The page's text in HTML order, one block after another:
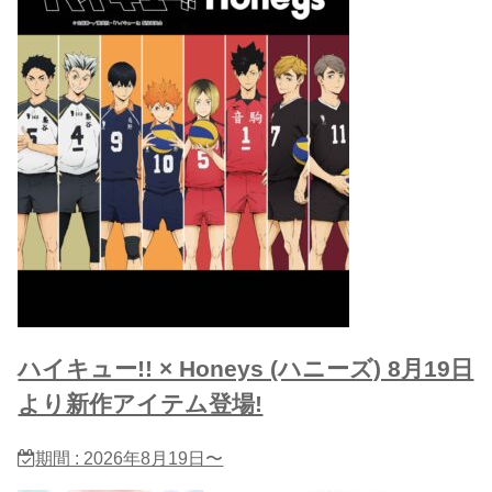
ハイキュー!! × Honeys (ハニーズ) 8月19日
より新作アイテム登場!
期間 : 2026年8月19日〜